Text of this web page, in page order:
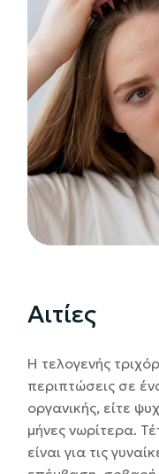
Αιτίες
Η τελογενής
περιπτώσεις σε
οργανικής, είτε
μήνες νωρίτερα.
είναι για τις